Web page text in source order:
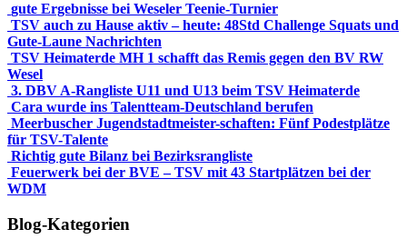
gute Ergebnisse bei Weseler Teenie-Turnier
TSV auch zu Hause aktiv – heute: 48Std Challenge Squats und
Gute-Laune Nachrichten
TSV Heimaterde MH 1 schafft das Remis gegen den BV RW
Wesel
3. DBV A-Rangliste U11 und U13 beim TSV Heimaterde
Cara wurde ins Talentteam-Deutschland berufen
Meerbuscher Jugendstadtmeister-schaften: Fünf Podestplätze
für TSV-Talente
Richtig gute Bilanz bei Bezirksrangliste
Feuerwerk bei der BVE – TSV mit 43 Startplätzen bei der
WDM
Blog-Kategorien